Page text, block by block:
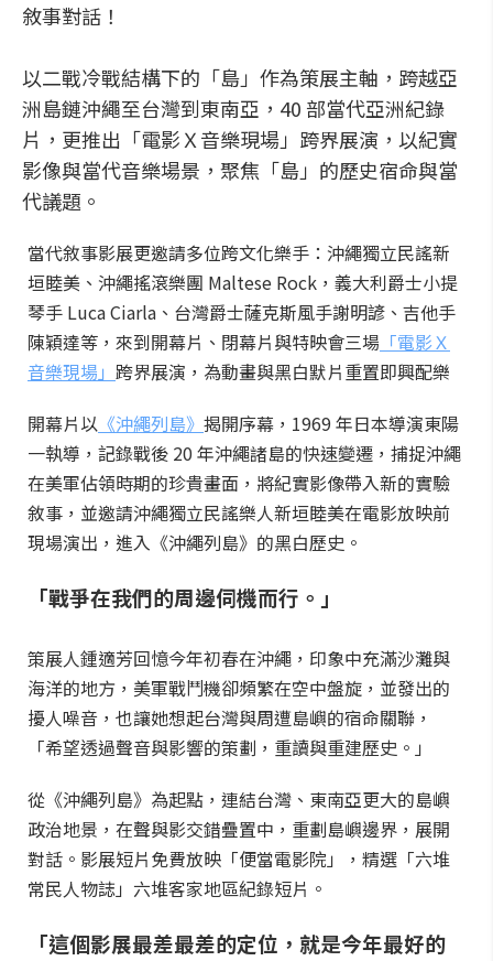
敘事對話！
以二戰冷戰結構下的「島」作為策展主軸，跨越亞
洲島鏈沖繩至台灣到東南亞，40 部當代亞洲紀錄
片，更推出「電影Ｘ音樂現場」跨界展演，以紀實
影像與當代音樂場景，聚焦「島」的歷史宿命與當
代議題。
當代敘事影展更邀請多位跨文化樂手：沖繩獨立民謠新
垣睦美、沖繩搖滾樂團 Maltese Rock，義大利爵士小提
琴手 Luca Ciarla、台灣爵士薩克斯風手謝明諺、吉他手
陳穎達等，來到開幕片、閉幕片與特映會三場 「電影Ｘ
音樂現場」 跨界展演，為動畫與黑白默片重置即興配樂
開幕片以 《沖繩列島》 揭開序幕，1969 年日本導演東陽
一執導，記錄戰後 20 年沖繩諸島的快速變遷，捕捉沖繩
在美軍佔領時期的珍貴畫面，將紀實影像帶入新的實驗
敘事，並邀請沖繩獨立民謠樂人新垣睦美在電影放映前
現場演出，進入《沖繩列島》的黑白歷史。
「戰爭在我們的周邊伺機而行。」
策展人鍾適芳回憶今年初春在沖繩，印象中充滿沙灘與
海洋的地方，美軍戰鬥機卻頻繁在空中盤旋，並發出的
擾人噪音，也讓她想起台灣與周遭島嶼的宿命關聯，
「希望透過聲音與影響的策劃，重讀與重建歷史。」
從《沖繩列島》為起點，連結台灣、東南亞更大的島嶼
政治地景，在聲與影交錯疊置中，重劃島嶼邊界，展開
對話。影展短片免費放映「便當電影院」，精選「六堆
常民人物誌」六堆客家地區紀錄短片。
「這個影展最差最差的定位，就是今年最好的